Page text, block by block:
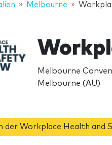
Melbourne
Melbourne
Melbourne (AU)
der Workplace Health and